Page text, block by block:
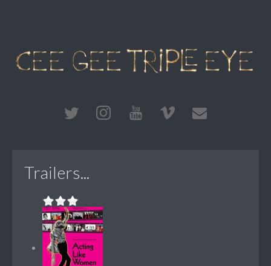
Trailers...